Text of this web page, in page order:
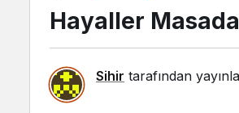
Hayaller
Sihir tarafından